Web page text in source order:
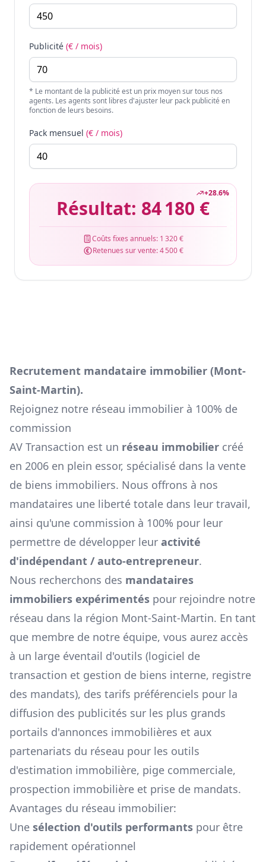
Publicité (€ / mois)
* Le montant de la publicité est un prix moyen sur tous nos
agents. Les agents sont libres d'ajuster leur pack publicité en
fonction de leurs besoins.
Pack mensuel (€ / mois)
+28.6%
Résultat: 84 180 €
Coûts fixes annuels: 1 320 €
Retenues sur vente:4 500 €
Recrutement mandataire immobilier (Mont-
Saint-Martin).
Rejoignez notre réseau immobilier à 100% de
commission
AV Transaction est un réseau immobilier créé
en 2006 en plein essor, spécialisé dans la vente
de biens immobiliers. Nous offrons à nos
mandataires une liberté totale dans leur travail,
ainsi qu'une commission à 100% pour leur
permettre de développer leur activité
d'indépendant / auto-entrepreneur.
Nous recherchons des mandataires
immobiliers expérimentés pour rejoindre notre
réseau dans la région Mont-Saint-Martin. En tant
que membre de notre équipe, vous aurez accès
à un large éventail d'outils (logiciel de
transaction et gestion de biens interne, registre
des mandats), des tarifs préférenciels pour la
diffusion des publicités sur les plus grands
portails d'annonces immobilières et aux
partenariats du réseau pour les outils
d'estimation immobilière, pige commerciale,
prospection immobilière et prise de mandats.
Avantages du réseau immobilier:
Une sélection d'outils performants pour être
rapidement opérationnel